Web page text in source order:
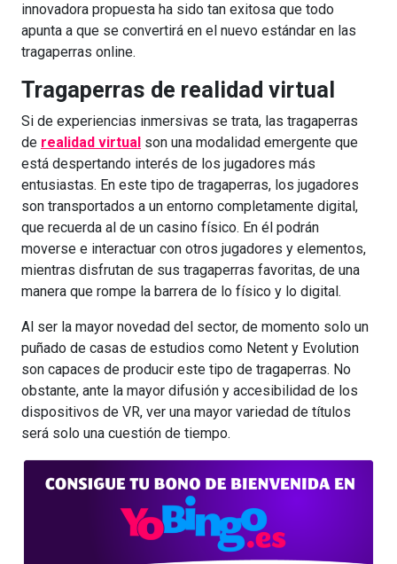
innovadora propuesta ha sido tan exitosa que todo
apunta a que se convertirá en el nuevo estándar en las
tragaperras online.
Tragaperras de realidad virtual
Si de experiencias inmersivas se trata, las tragaperras
de realidad virtual son una modalidad emergente que
está despertando interés de los jugadores más
entusiastas. En este tipo de tragaperras, los jugadores
son transportados a un entorno completamente digital,
que recuerda al de un casino físico. En él podrán
moverse e interactuar con otros jugadores y elementos,
mientras disfrutan de sus tragaperras favoritas, de una
manera que rompe la barrera de lo físico y lo digital.
Al ser la mayor novedad del sector, de momento solo un
puñado de casas de estudios como Netent y Evolution
son capaces de producir este tipo de tragaperras. No
obstante, ante la mayor difusión y accesibilidad de los
dispositivos de VR, ver una mayor variedad de títulos
será solo una cuestión de tiempo.